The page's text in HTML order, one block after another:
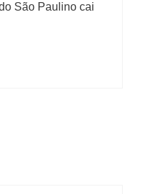
São Paulino cai